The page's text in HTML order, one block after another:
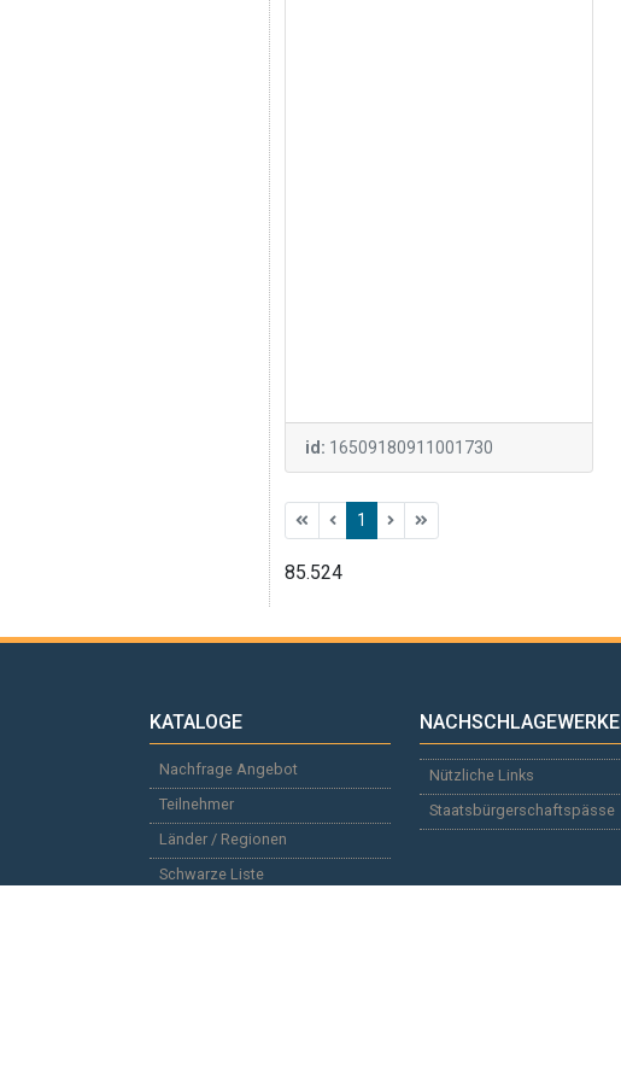
id: 16509180911001730
1
85.524
KATALOGE
Nachfrage Angebot
Teilnehmer
Länder / Regionen
Schwarze Liste
NACHSCHLAGEWERKE
Nützliche Links
Staatsbürgerschaftspässe